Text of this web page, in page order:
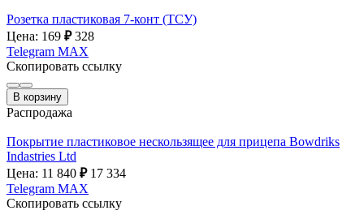
Розетка пластиковая 7-конт (ТСУ)
Цена: 169 ₽ 328
Telegram MAX
Скопировать ссылку
В корзину
Распродажа
Покрытие пластиковое нескользящее для прицепа Bowdriks
Indastries Ltd
Цена: 11 840 ₽ 17 334
Telegram MAX
Скопировать ссылку